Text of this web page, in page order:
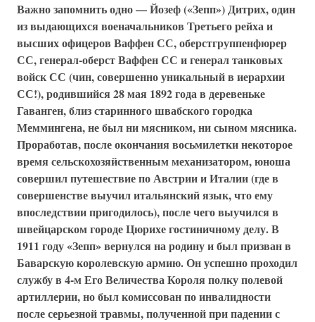
Важно запомнить одно — Йозеф («Зепп») Дитрих, один
из выдающихся военачальников Третьего рейха и
высших офицеров Ваффен СС, оберстгруппенфюрер
СС, генерал-оберстВаффен СС игенерал танковых
войск СС (чин, совершенно уникальный в иерархии
СС!), родившийся 28 мая 1892 года в деревеньке
Гаванген, близ старинного швабского городка
Меммингена, не был ни мясником, ни сыном мясника.
Проработав, после окончания восьмилетки некоторое
время сельскохозяйственным механизатором, юноша
совершил путешествие по Австрии и Италии (где в
совершенстве выучил итальянский язык, что ему
впоследствии пригодилось), после чего выучился в
швейцарском городе Цюрихе гостиничному делу. В
1911 году «Зепп» вернулся на родину и был призван в
Баварскую королевскую армию. Он успешно проходил
службу в 4-м Его Величества Короля полку полевой
артиллерии, но был комиссован по инвалидности
после серьезной травмы, полученной при падении с